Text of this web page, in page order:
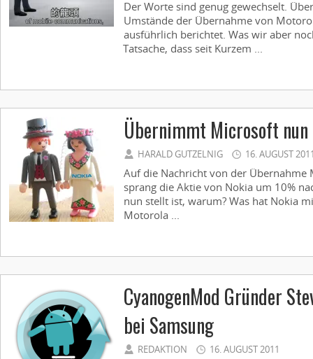
Der Worte sind genug gewechselt.
Umstände der Übernahme von
ausführlich berichtet. Was wir aber
Tatsache, dass seit Kurzem ...
Übernimmt Microsoft nun
HARALD GUTZELNIG 16. AUGUST
Auf die Nachricht von der Übernahme
sprang die Aktie von Nokia um 10%
nun stellt ist, warum? Was hat Nokia
Motorola ...
CyanogenMod Gründer
bei Samsung
REDAKTION 16. AUGUST 2011